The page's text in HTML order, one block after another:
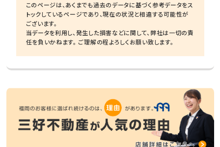
このページは、あくまでも過去のデータに基づく参考データをス
トックしているページであり、現在の状況と相違する可能性が
ございます。
当データを利用し、発生した損害などに関して、弊社は一切の責
任を負いかねます。 ご理解の程よろしくお願い致します。